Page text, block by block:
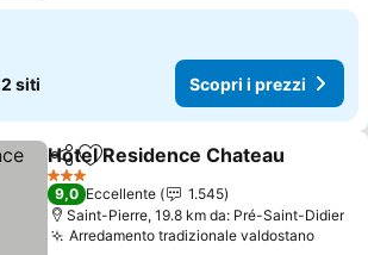
2 siti Scopri i prezzi
CondividiAggiungi ai preferiti
Hotel Residence Chateau
3 Stelle
9,0 Eccellente
1.545
Saint-Pierre, 19.8 km da: Pré-Saint-Didier
Arredamento tradizionale valdostano